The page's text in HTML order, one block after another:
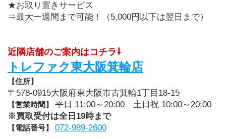
★お取り置きサービス
⇒最大一週間まで可能！（5,000円以下は翌日まで）
近隣店舗のご案内はコチラ⇩
トレファク東大阪箕輪店
【住所】
〒578-0915大阪府東大阪市古箕輪1丁目18-15
【営業時間】 平日 11:00～20:00　土日祝 10:00～20:00
※買取受付は全日19時まで
【電話番号】 072-989-2600